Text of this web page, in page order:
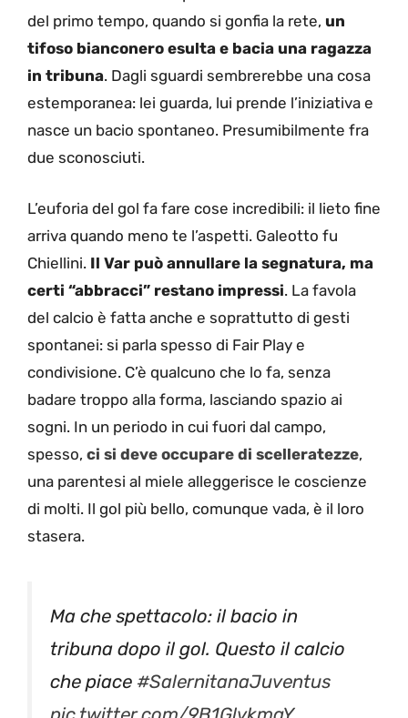
del primo tempo, quando si gonfia la rete, un
tifoso bianconero esulta e bacia una ragazza
in tribuna. Dagli sguardi sembrerebbe una cosa
estemporanea: lei guarda, lui prende l’iniziativa e
nasce un bacio spontaneo. Presumibilmente fra
due sconosciuti.
L’euforia del gol fa fare cose incredibili: il lieto fine
arriva quando meno te l’aspetti. Galeotto fu
Chiellini. Il Var può annullare la segnatura, ma
certi “abbracci” restano impressi. La favola
del calcio è fatta anche e soprattutto di gesti
spontanei: si parla spesso di Fair Play e
condivisione. C’è qualcuno che lo fa, senza
badare troppo alla forma, lasciando spazio ai
sogni. In un periodo in cui fuori dal campo,
spesso, ci si deve occupare di scelleratezze,
una parentesi al miele alleggerisce le coscienze
di molti. Il gol più bello, comunque vada, è il loro
stasera.
Ma che spettacolo: il bacio in
tribuna dopo il gol. Questo il calcio
che piace #SalernitanaJuventus
pic.twitter.com/9B1GlvkmqY